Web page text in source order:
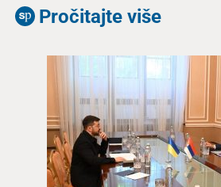
Pročitajte više